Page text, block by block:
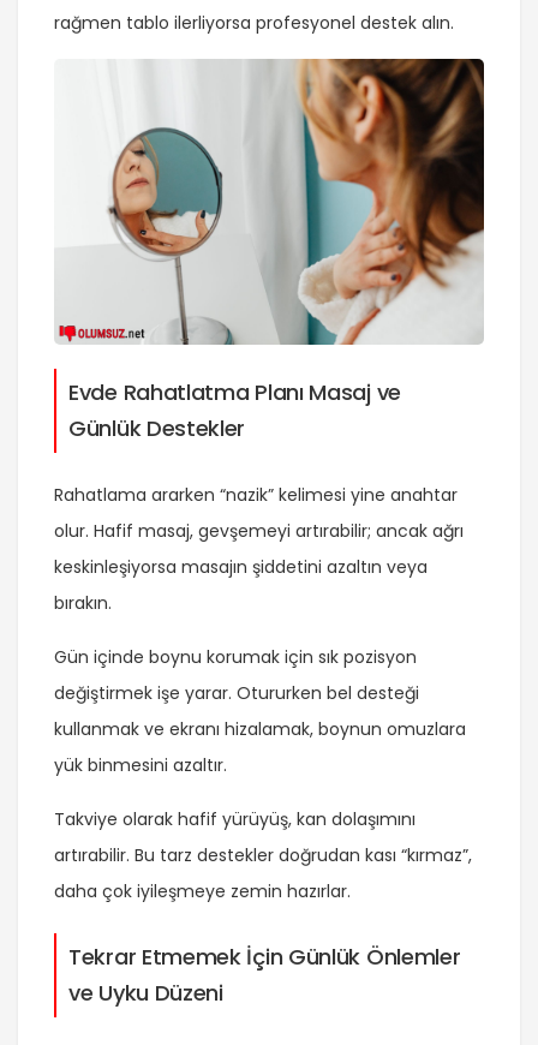
rağmen tablo ilerliyorsa profesyonel destek alın.
Evde Rahatlatma Planı Masaj ve
Günlük Destekler
Rahatlama ararken “nazik” kelimesi yine anahtar
olur. Hafif masaj, gevşemeyi artırabilir; ancak ağrı
keskinleşiyorsa masajın şiddetini azaltın veya
bırakın.
Gün içinde boynu korumak için sık pozisyon
değiştirmek işe yarar. Otururken bel desteği
kullanmak ve ekranı hizalamak, boynun omuzlara
yük binmesini azaltır.
Takviye olarak hafif yürüyüş, kan dolaşımını
artırabilir. Bu tarz destekler doğrudan kası “kırmaz”,
daha çok iyileşmeye zemin hazırlar.
Tekrar Etmemek İçin Günlük Önlemler
ve Uyku Düzeni